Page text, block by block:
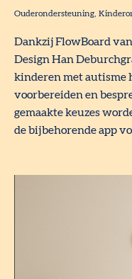
Ouderondersteuning
Dankzij FlowBoard
Design Han
kinderen met autisme
voorbereiden en
gemaakte keuzes
de bijbehorende app